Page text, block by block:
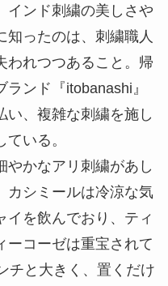
インド刺繍の美しさや
知ったのは、刺繍職人
われつつあること。帰
ンド『itobanashi』
い、複雑な刺繍を施し
いる。
やかなアリ刺繍があし
カシミールは冷涼な気
イを飲んでおり、ティ
ーコーゼは重宝されて
チと大きく、置くだけ